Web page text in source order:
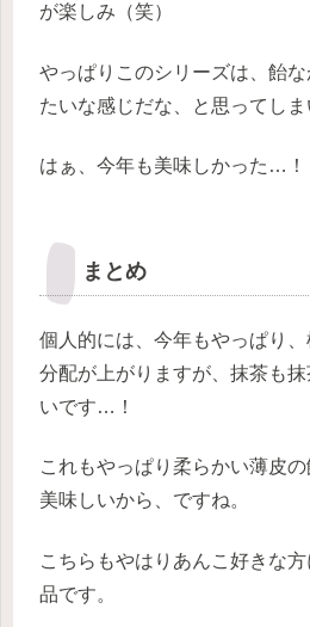
が楽しみ（笑）
やっぱりこのシリーズは、飴
たいな感じだな、と思ってしま
はぁ、今年も美味しかった…！
まとめ
個人的には、今年もやっぱり
分配が上がりますが、抹茶も
いです…！
これもやっぱり柔らかい薄皮
美味しいから、ですね。
こちらもやはりあんこ好きな
品です。